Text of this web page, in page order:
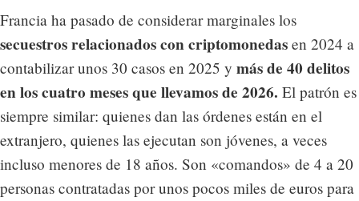
Francia ha pasado de considerar marginales los
secuestros relacionados con criptomonedas en 2024 a
contabilizar unos 30 casos en 2025 y más de 40 delitos
en los cuatro meses que llevamos de 2026. El patrón es
siempre similar: quienes dan las órdenes están en el
extranjero, quienes las ejecutan son jóvenes, a veces
incluso menores de 18 años. Son «comandos» de 4 a 20
personas contratadas por unos pocos miles de euros para